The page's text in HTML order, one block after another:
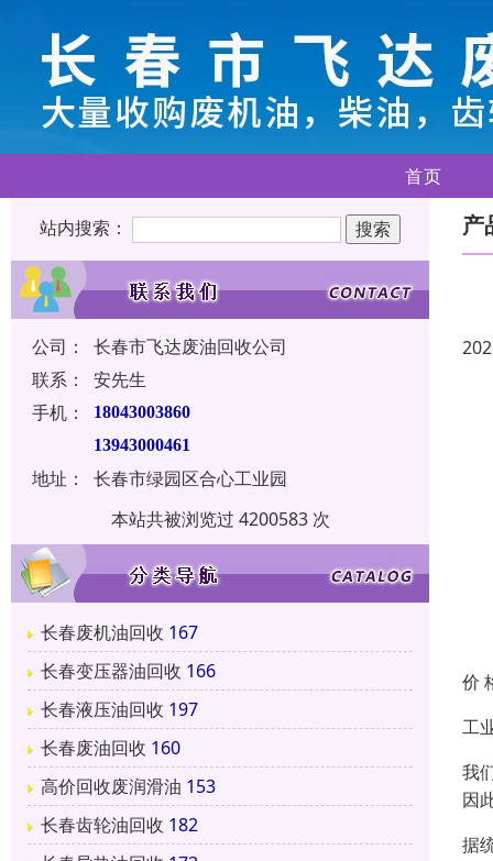
首页
站内搜索：
公司：
长春市飞达废油回收公司
联系：
安先生
手机：
18043003860
13943000461
地址：
长春市绿园区合心工业园
本站共被浏览过 4200583 次
长春废机油回收 167
长春变压器油回收 166
长春液压油回收 197
长春废油回收 160
高价回收废润滑油 153
长春齿轮油回收 182
产
价
工
我
因
据